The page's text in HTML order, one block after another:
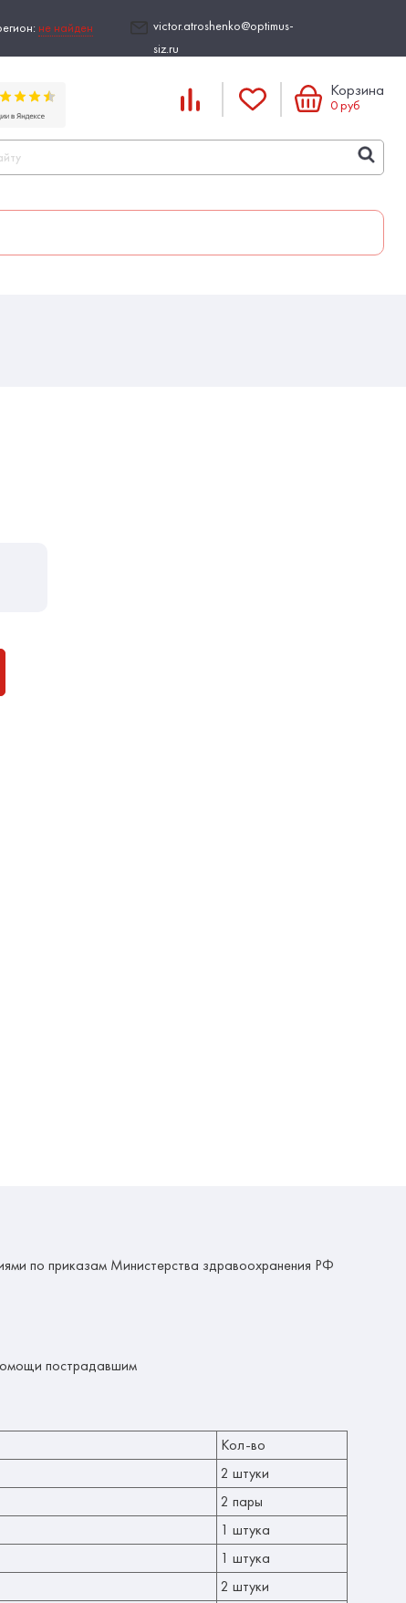
не найден
victor.atroshenko@optimus-
siz.ru
Корзина
0руб
по приказам Министерства здравоохранения РФ
пострадавшим
Кол-во
2 штуки
2 пары
1 штука
1 штука
2 штуки